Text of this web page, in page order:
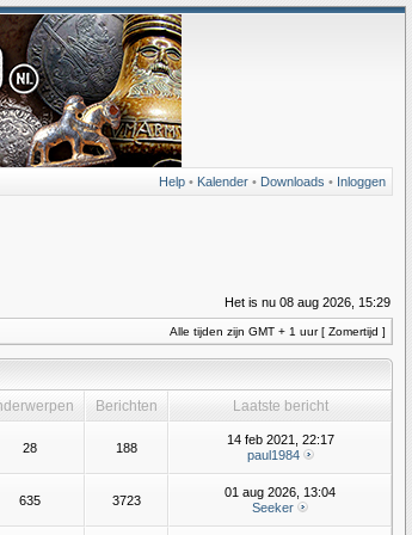
Help • Kalender • Downloads • Inloggen
Het is nu 08 aug 2026, 15:29
Alle tijden zijn GMT + 1 uur [ Zomertijd ]
Berichten
Laatste bericht
28 188
14 feb 2021, 22:17
paul1984
635 3723
01 aug 2026, 13:04
Seeker